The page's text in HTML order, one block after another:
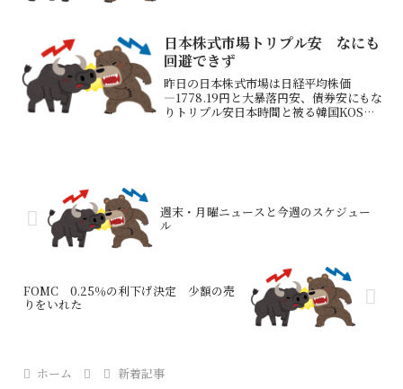
日本株式市場トリプル安 なにも
回避できず
昨日の日本株式市場は日経平均株価
―1778.19円と大暴落円安、債券安にもな
りトリプル安日本時間と被る韓国KOSPI
週末・月曜ニュースと今週のスケジュー
ル
FOMC 0.25％の利下げ決定 少額の売
りをいれた
ホーム 新着記事